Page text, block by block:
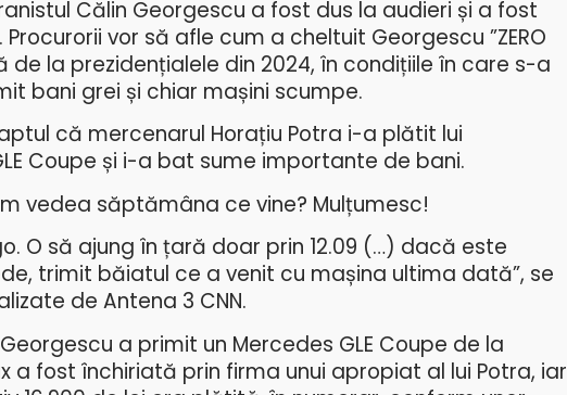
Călin Georgescu a fost dus la audieri și a fost
vor să afle cum a cheltuit Georgescu ”ZERO
de la prezidențialele din 2024, în condițiile în care s-a
bani grei și chiar mașini scumpe.
că mercenarul Horațiu Potra i-a plătit lui
Coupe și i-a bat sume importante de bani.
vedea săptămâna ce vine? Mulțumesc!
O să ajung în țară doar prin 12.09 (…) dacă este
trimit băiatul ce a venit cu mașina ultima dată”, se
de Antena 3 CNN.
a primit un Mercedes GLE Coupe de la
a fost închiriată prin firma unui apropiat al lui Potra, iar